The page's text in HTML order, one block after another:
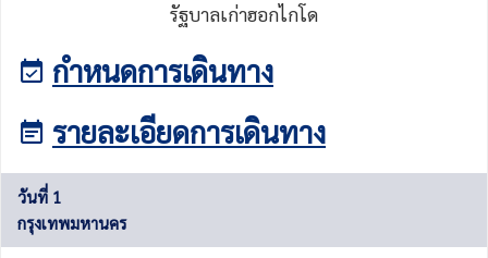
รัฐบาลเก่าฮอกไกโด
กำหนดการเดินทาง
รายละเอียดการเดินทาง
วันที่ 1
กรุงเทพมหานคร